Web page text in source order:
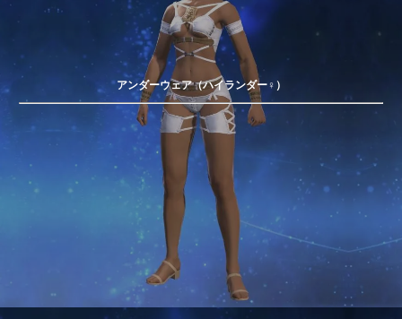
アンダーウェア（ハイランダー♀）